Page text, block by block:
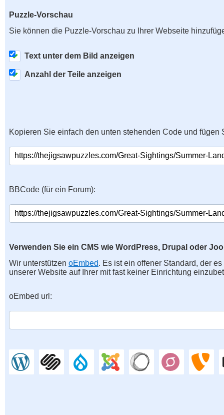
Puzzle-Vorschau
Sie können die Puzzle-Vorschau zu Ihrer Webseite
Text unter dem Bild anzeigen
Anzahl der Teile anzeigen
Kopieren Sie einfach den unten stehenden Code und fügen
BBCode (für ein Forum):
Verwenden Sie ein CMS wie WordPress, Drupal oder
Wir unterstützen oEmbed. Es ist ein offener Standard, der
unserer Website auf Ihrer mit fast keiner Einrichtung
oEmbed url: